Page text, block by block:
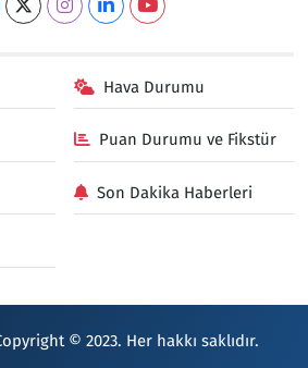
Hava Durumu
Puan Durumu ve Fikstür
Son Dakika Haberleri
© 2023. Her hakkı saklıdır.